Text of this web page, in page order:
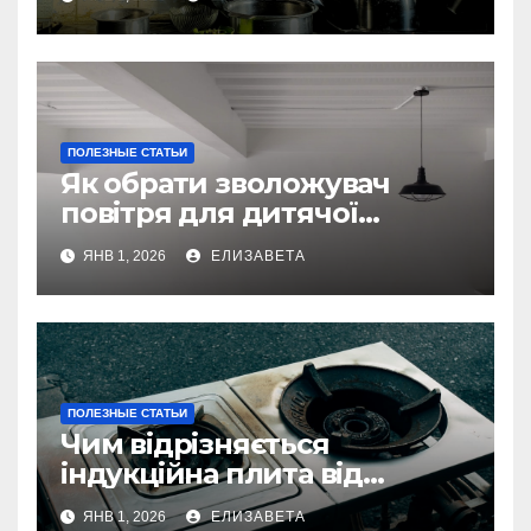
ПОЛЕЗНЫЕ СТАТЬИ
Як обрати зволожувач
повітря для дитячої
кімнати
ЯНВ 1, 2026 ЕЛИЗАВЕТА
ПОЛЕЗНЫЕ СТАТЬИ
Чим відрізняється
індукційна плита від
електричної: переваги та
ЯНВ 1, 2026 ЕЛИЗАВЕТА